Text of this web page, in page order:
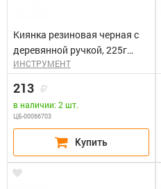
Киянка резиновая черная с
деревянной ручкой, 225г
STAYER
ИНСТРУМЕНТ
213
в наличии: 2 шт.
ЦБ-00066703